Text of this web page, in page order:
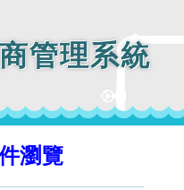
管理系統
瀏覽